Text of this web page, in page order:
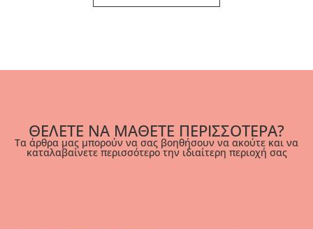
ΘΕΛΕΤΕ ΝΑ ΜΑΘΕΤΕ ΠΕΡΙΣΣΟΤΕΡΑ?
Τα άρθρα μας μπορούν να σας βοηθήσουν να ακούτε και να
καταλαβαίνετε περισσότερο την ιδιαίτερη περιοχή σας